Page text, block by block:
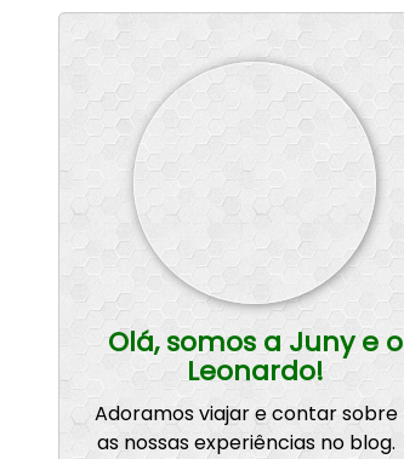
Olá, somos a Juny e o
Leonardo!
Adoramos viajar e contar sobre
as nossas experiências no blog.